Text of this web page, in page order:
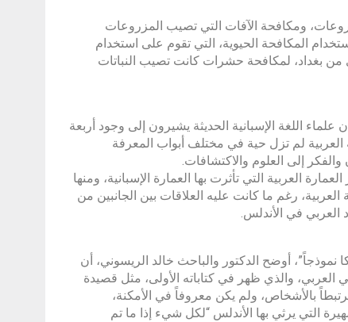
ومكافحة الآفات التي تصيب المزروعات
المكافحة الحيوية، التي تقوم على استخدام
من بغداد، لمكافحة حشرات كانت تصيب النباتات
علماء اللغة الإسبانية الحديثة يشيرون إلى وجود أربعة
بأكملها، وأن اللغة العربية لم تزل حية في مختلف أبواب المعرفة
والفكر إلى العلوم والاكتشافات.
العربية التي تأثرت بها العمارة الإسبانية، ومنها
العربية، رغم ما كانت عليه العلاقات بين الجانبين من
العربي في الأندلس.
حملت عنوان “التأثير العربي الأندلسي في شعر جيل الـ27.. لوركا نموذجاً”، أوضح الدكتور والباحث خالد الريسوني، أن
العربي، والذي ظهر في كتاباته الأولى، مثل قصيدة
بالأشخاص، ولم يكن معروفاً في الأمكنة،
التي يرثي بها الأندلس “لكل شيء إذا ما تم